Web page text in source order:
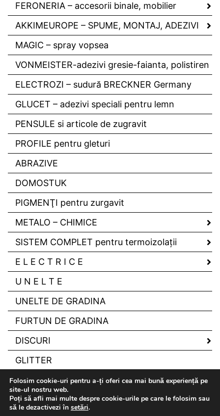
FERONERIA – accesorii binale, mobilier
AKKIMEUROPE – SPUME, MONTAJ, ADEZIVI
MAGIC – spray vopsea
VONMEISTER-adezivi gresie-faianta, polistiren
ELECTROZI – sudură BRECKNER Germany
GLUCET – adezivi speciali pentru lemn
PENSULE si articole de zugravit
PROFILE pentru gleturi
ABRAZIVE
DOMOSTUK
PIGMENŢI pentru zurgavit
METALO – CHIMICE
SISTEM COMPLET pentru termoizolaţii
E L E C T R I C E
U N E L T E
UNELTE DE GRADINA
FURTUN DE GRADINA
DISCURI
GLITTER
Folosim cookie-uri pentru a-ți oferi cea mai bună experiență pe
site-ul nostru web.
Poți să afli mai multe despre cookie-urile pe care le folosim sau
să le dezactivezi în setări.